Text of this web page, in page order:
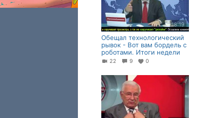
18:19
Обещал технологический
рывок - Вот вам бордель с
роботами. Итоги недели
22 9 0